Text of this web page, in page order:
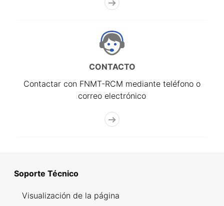
CONTACTO
Contactar con FNMT-RCM mediante teléfono o
correo electrónico
Soporte Técnico
Visualización de la página